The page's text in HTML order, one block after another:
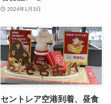
2024年1月3日
セントレア空港到着、昼食